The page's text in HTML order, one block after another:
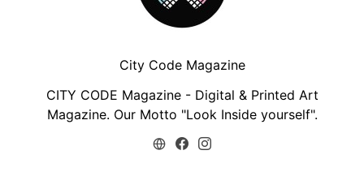
City Code Magazine
CITY CODE Magazine - Digital & Printed Art
Magazine. Our Motto "Look Inside yourself".